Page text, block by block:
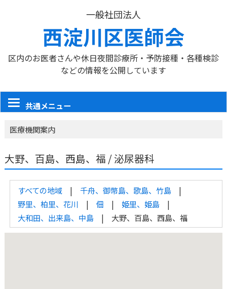
一般社団法人
西淀川区医師会
区内のお医者さんや休日夜間診療所・予防接種・各種検診
などの情報を公開しています
共通メニュー
医療機関案内
大野、百島、西島、福 / 泌尿器科
すべての地域
千舟、御幣島、歌島、竹島
野里、柏里、花川
佃
姫里、姫島
大和田、出来島、中島
大野、百島、西島、福